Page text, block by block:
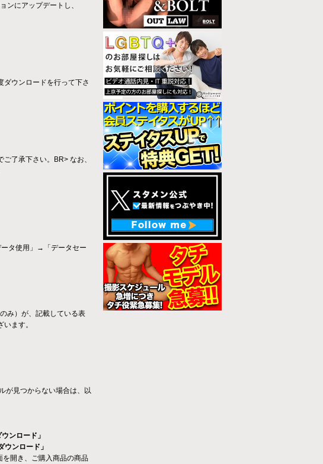
ンにアップデートし、
ダウンロードを行って下さ
了承下さい。BR> なお、
タ使用」→「データセー
み）が、記載している表
ます。
が見つからない場合は、以
ンロード」
ンロード」
開き、ご購入商品の商品